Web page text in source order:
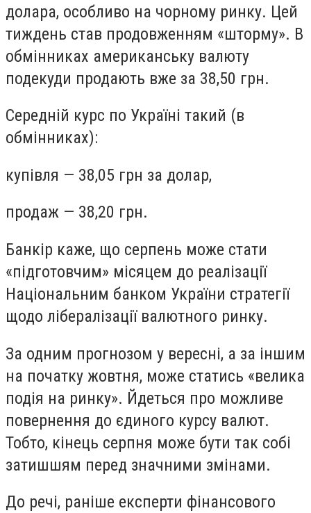
долара, особливо на чорному ринку. Цей
тиждень став продовженням «шторму». В
обмінниках американську валюту
подекуди продають вже за 38,50 грн.
Середній курс по Україні такий (в
обмінниках):
купівля — 38,05 грн за долар,
продаж — 38,20 грн.
Банкір каже, що серпень може стати
«підготовчим» місяцем до реалізації
Національним банком України стратегії
щодо лібералізації валютного ринку.
За одним прогнозом у вересні, а за іншим
на початку жовтня, може статись «велика
подія на ринку». Йдеться про можливе
повернення до єдиного курсу валют.
Тобто, кінець серпня може бути так собі
затишшям перед значними змінами.
До речі, раніше експерти фінансового